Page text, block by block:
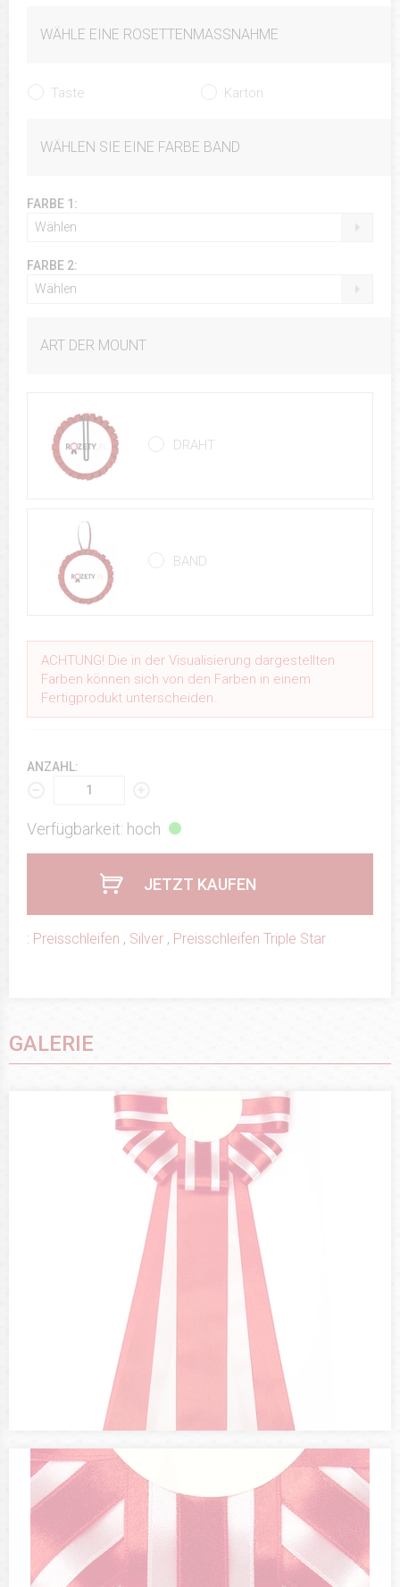
WÄHLE EINE ROSETTENMASSNAHME
Taste Karton
WÄHLEN SIE EINE FARBE BAND
FARBE 1:
Wählen
FARBE 2:
Wählen
ART DER MOUNT
DRAHT
BAND
ACHTUNG! Die in der Visualisierung dargestellten
Farben können sich von den Farben in einem
Fertigprodukt unterscheiden.
ANZAHL:
Verfügbarkeit: hoch
JETZT KAUFEN
: Preisschleifen , Silver , Preisschleifen Triple Star
GALERIE